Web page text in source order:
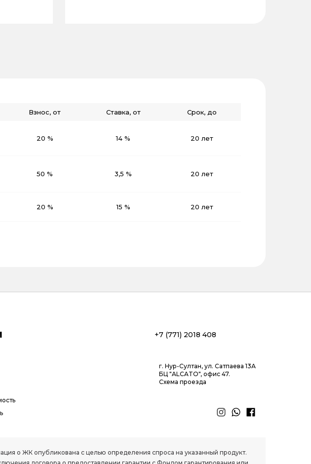
Взнос, от Ставка, от Срок, до
20 % 14 % 20 лет
50 % 3,5 % 20 лет
20 % 15 % 20 лет
+7 (771) 2018 408
г. Нур-Султан, ул. Сатпаева 13А
БЦ "ALCATO", офис 47.
Схема проезда
о ЖК опубликована с целью определения спроса на указанный продукт.